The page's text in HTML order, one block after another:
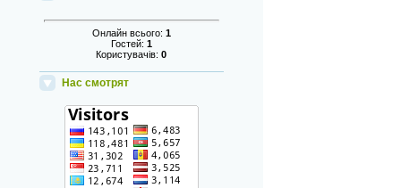
Онлайн всього: 1
Гостей: 1
Користувачів:0
Нас смотрят